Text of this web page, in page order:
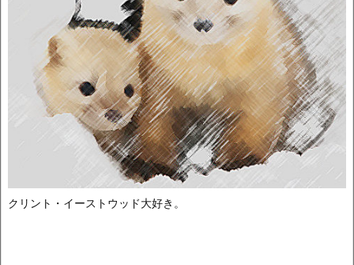
クリント・イーストウッド大好き。